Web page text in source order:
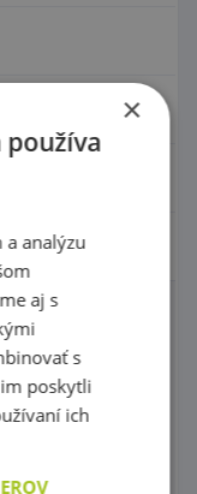
×
a analýzu
aj s
s
poskytli
ich